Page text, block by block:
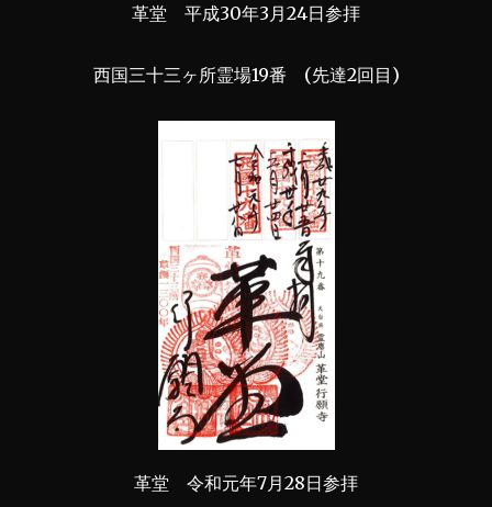
革堂 平成30年3月24日参拝
西国三十三ヶ所霊場19番 (先達2回目)
革堂 令和元年7月28日参拝